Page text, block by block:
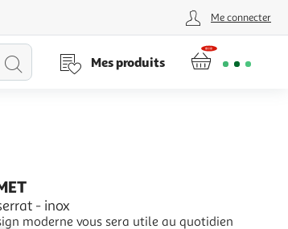
Me connecter
Lancer
Mes produits
- inox
moderne vous sera utile au quotidien